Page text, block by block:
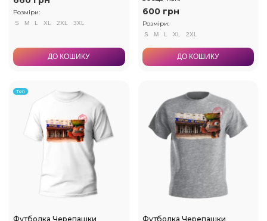
Розміри:
S M L XL 2XL 3XL
ДО КОШИКУ
600 грн
Розміри:
S M L XL 2XL
ДО КОШИКУ
Топ
Футболка Черепашки
Футболка Черепашки